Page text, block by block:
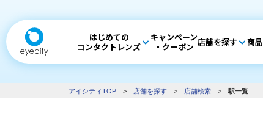
はじめての
コンタクトレンズ
キャンペーン
・クーポン 店舗を探す 商
アイシティTOP > 店舗を探す > 店舗検索 > 駅一覧